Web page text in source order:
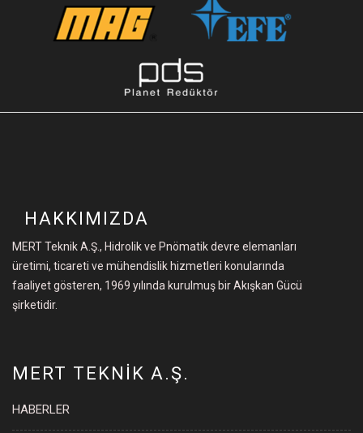
HAKKIMIZDA
MERT Teknik A.Ş., Hidrolik ve Pnömatik devre elemanları
üretimi, ticareti ve mühendislik hizmetleri konularında
faaliyet gösteren, 1969 yılında kurulmuş bir Akışkan Gücü
şirketidir.
MERT TEKNİK A.Ş.
HABERLER